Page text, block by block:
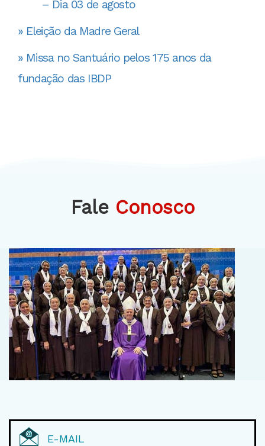
– Dia 03 de agosto
» Eleição da Madre Geral
» Missa no Santuário pelos 175 anos da
fundação das IBDP
Fale Conosco
E-MAIL